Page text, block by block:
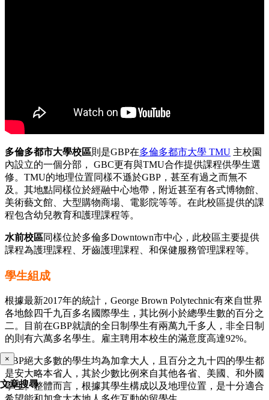
多倫多都市大學校區則是GBP在多倫多都市大學 TMU 主校園
內設立的一個分部， GBC更有與TMU合作提供課程供學生選
修。TMU的地理位置同樣不遜於GBP，甚至有過之而無不
及。其地點同樣位於經融中心地帶，附近甚至有各式博物館、
美術藝文館、大型購物商場、電影院等等。在此校區提供的課
程包含幼兒教育和護理課程等。
水前校區同樣位於多倫多Downtown市中心，此校區主要提供
課程為護理課程、牙齒護理課程、和保健服務管理課程等。
學生組成
根據最新2017年的統計，George Brown Polytechnic有來自世界
各地餘四千九百多名國際學生，其比例小於總學生數的百分之
二。目前在GBP就讀的全日制學生有兩萬九千多人，非全日制
的則有六萬多名學生。雇主聘用本校生的滿意度高達92%。
GBP絕大多數的學生均為加拿大人，且百分之九十四的學生都
是安大略本省人，其於少數比例來自其他各省、美國、和外國
學生。整體而言，根據其學生構成以及地理位置，是十分適合
×
文章搜尋